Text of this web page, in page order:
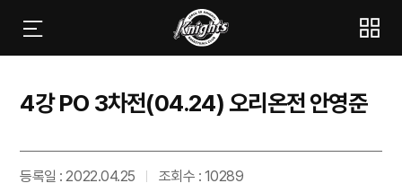
4강 PO 3차전(04.24) 오리온전 안영준
등록일 : 2022.04.25 조회수 : 10289